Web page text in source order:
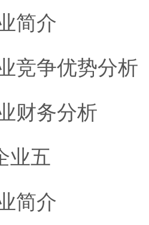
简介
竞争优势分析
财务分析
业五
简介